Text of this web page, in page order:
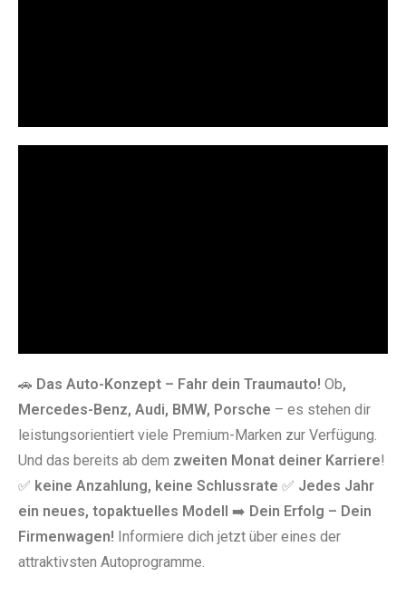
🚗 Das Auto-Konzept – Fahr dein Traumauto! Ob,
Mercedes-Benz, Audi, BMW, Porsche – es stehen dir
leistungsorientiert viele Premium-Marken zur Verfügung.
Und das bereits ab dem zweiten Monat deiner Karriere!
✅ keine Anzahlung, keine Schlussrate ✅ Jedes Jahr
ein neues, topaktuelles Modell ➡️ Dein Erfolg – Dein
Firmenwagen! Informiere dich jetzt über eines der
attraktivsten Autoprogramme.